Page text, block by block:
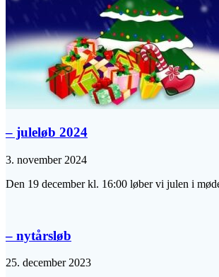
– juleløb 2024
3. november 2024
Den 19 december kl. 16:00 løber vi julen i
– nytårsløb
25. december 2023